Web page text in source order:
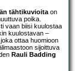
tähtikuvioita on
poika.
vaan biisi kuulostaa
kuulostavan –
ottaa huomioon
sijoittuva
Rauli Badding